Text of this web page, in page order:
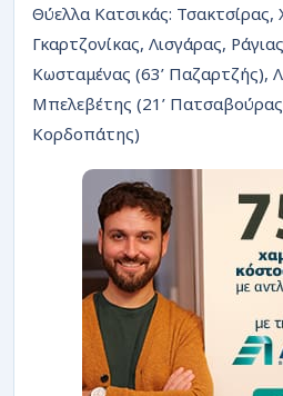
Θύελλα Κατσικάς: Τσακτσίρας,
Γκαρτζονίκας, Λισγάρας,
Κωσταμένας (63’ Παζαρτζής),
Μπελεβέτης (21’
Κορδοπάτης)